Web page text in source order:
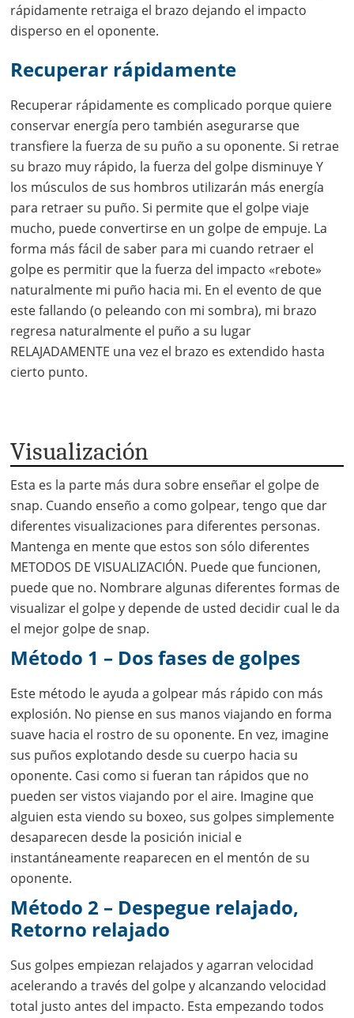
rápidamente retraiga el brazo dejando el impacto
disperso en el oponente.
Recuperar rápidamente
Recuperar rápidamente es complicado porque quiere
conservar energía pero también asegurarse que
transfiere la fuerza de su puño a su oponente. Si retrae
su brazo muy rápido, la fuerza del golpe disminuye Y
los músculos de sus hombros utilizarán más energía
para retraer su puño. Si permite que el golpe viaje
mucho, puede convertirse en un golpe de empuje. La
forma más fácil de saber para mi cuando retraer el
golpe es permitir que la fuerza del impacto «rebote»
naturalmente mi puño hacia mi. En el evento de que
este fallando (o peleando con mi sombra), mi brazo
regresa naturalmente el puño a su lugar
RELAJADAMENTE una vez el brazo es extendido hasta
cierto punto.
Visualización
Esta es la parte más dura sobre enseñar el golpe de
snap. Cuando enseño a como golpear, tengo que dar
diferentes visualizaciones para diferentes personas.
Mantenga en mente que estos son sólo diferentes
METODOS DE VISUALIZACIÓN. Puede que funcionen,
puede que no. Nombrare algunas diferentes formas de
visualizar el golpe y depende de usted decidir cual le da
el mejor golpe de snap.
Método 1 – Dos fases de golpes
Este método le ayuda a golpear más rápido con más
explosión. No piense en sus manos viajando en forma
suave hacia el rostro de su oponente. En vez, imagine
sus puños explotando desde su cuerpo hacia su
oponente. Casi como si fueran tan rápidos que no
pueden ser vistos viajando por el aire. Imagine que
alguien esta viendo su boxeo, sus golpes simplemente
desaparecen desde la posición inicial e
instantáneamente reaparecen en el mentón de su
oponente.
Método 2 – Despegue relajado,
Retorno relajado
Sus golpes empiezan relajados y agarran velocidad
acelerando a través del golpe y alcanzando velocidad
total justo antes del impacto. Esta empezando todos